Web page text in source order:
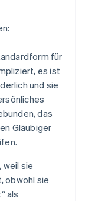
für
es ist
und sie
das
Gläubiger
weil sie
obwohl sie
als